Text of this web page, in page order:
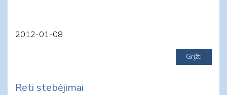
2012-01-08
Reti stebėjimai